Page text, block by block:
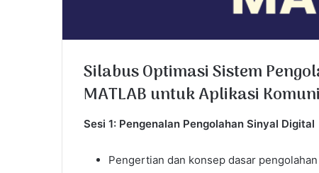
Silabus Optimasi Sistem
MATLAB untuk Aplikasi
Sesi 1: Pengenalan Pengolahan Sinyal Digital
Pengertian dan konsep dasar